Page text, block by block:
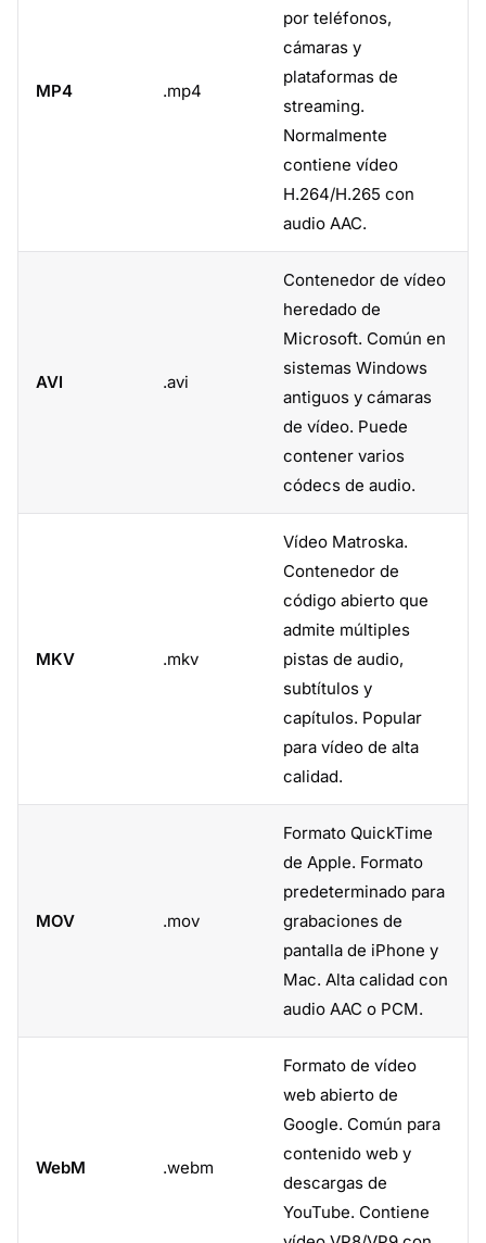
MP4 .mp4
por teléfonos,
cámaras y
plataformas de
streaming.
Normalmente
contiene vídeo
H.264/H.265 con
audio AAC.
AVI .avi
Contenedor de vídeo
heredado de
Microsoft. Común en
sistemas Windows
antiguos y cámaras
de vídeo. Puede
contener varios
códecs de audio.
MKV .mkv
Vídeo Matroska.
Contenedor de
código abierto que
admite múltiples
pistas de audio,
subtítulos y
capítulos. Popular
para vídeo de alta
calidad.
MOV .mov
Formato QuickTime
de Apple. Formato
predeterminado para
grabaciones de
pantalla de iPhone y
Mac. Alta calidad con
audio AAC o PCM.
WebM .webm
Formato de vídeo
web abierto de
Google. Común para
contenido web y
descargas de
YouTube. Contiene